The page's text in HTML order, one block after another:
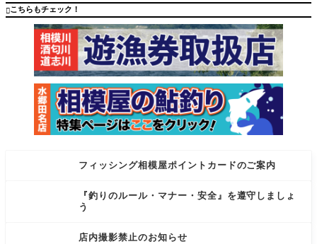
こちらもチェック！
フィッシング相模屋ポイントカードのご案内
『釣りのルール・マナー・安全』を遵守しましょ
う
店内撮影禁止のお知らせ
ノ、マル
キューの
相
アマダイ
船釣り